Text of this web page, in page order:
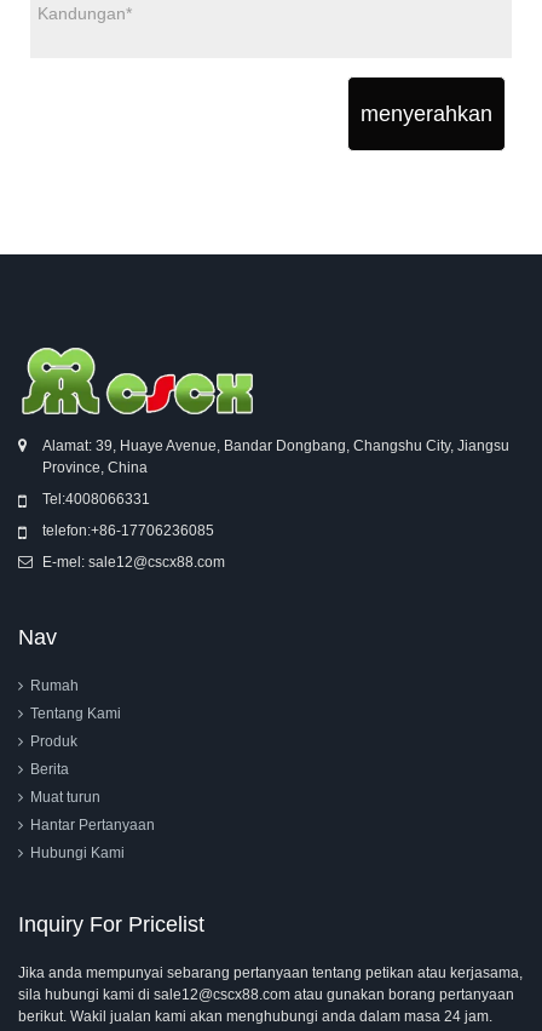
menyerahkan
Alamat: 39, Huaye Avenue, Bandar Dongbang, Changshu City, Jiangsu
Province, China
Tel:4008066331
telefon:+86-17706236085
E-mel: sale12@cscx88.com
Nav
Rumah
Tentang Kami
Produk
Berita
Muat turun
Hantar Pertanyaan
Hubungi Kami
Inquiry For Pricelist
Jika anda mempunyai sebarang pertanyaan tentang petikan atau kerjasama,
sila hubungi kami di sale12@cscx88.com atau gunakan borang pertanyaan
berikut. Wakil jualan kami akan menghubungi anda dalam masa 24 jam.